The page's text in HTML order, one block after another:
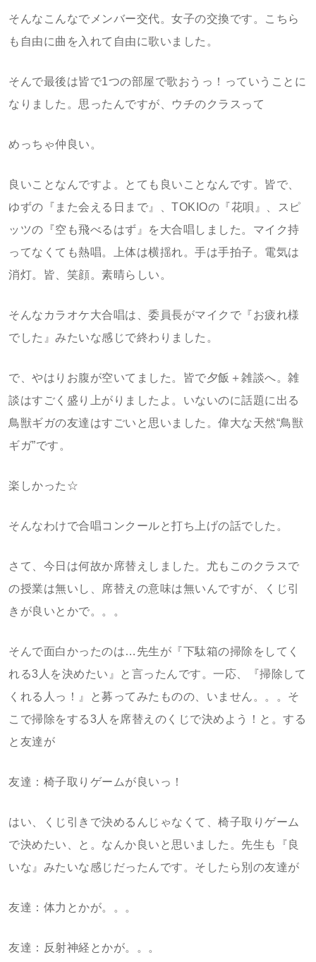
そんなこんなでメンバー交代。女子の交換です。こちら
も自由に曲を入れて自由に歌いました。
そんで最後は皆で1つの部屋で歌おうっ！っていうことに
なりました。思ったんですが、ウチのクラスって
めっちゃ仲良い。
良いことなんですよ。とても良いことなんです。皆で、
ゆずの『また会える日まで』、TOKIOの『花唄』、スピ
ッツの『空も飛べるはず』を大合唱しました。マイク持
ってなくても熱唱。上体は横揺れ。手は手拍子。電気は
消灯。皆、笑顔。素晴らしい。
そんなカラオケ大合唱は、委員長がマイクで『お疲れ様
でした』みたいな感じで終わりました。
で、やはりお腹が空いてました。皆で夕飯＋雑談へ。雑
談はすごく盛り上がりましたよ。いないのに話題に出る
鳥獣ギガの友達はすごいと思いました。偉大な天然“鳥獣
ギガ”です。
楽しかった☆
そんなわけで合唱コンクールと打ち上げの話でした。
さて、今日は何故か席替えしました。尤もこのクラスで
の授業は無いし、席替えの意味は無いんですが、くじ引
きが良いとかで。。。
そんで面白かったのは…先生が『下駄箱の掃除をしてく
れる3人を決めたい』と言ったんです。一応、『掃除して
くれる人っ！』と募ってみたものの、いません。。。そ
こで掃除をする3人を席替えのくじで決めよう！と。する
と友達が
友達：椅子取りゲームが良いっ！
はい、くじ引きで決めるんじゃなくて、椅子取りゲーム
で決めたい、と。なんか良いと思いました。先生も『良
いな』みたいな感じだったんです。そしたら別の友達が
友達：体力とかが。。。
友達：反射神経とかが。。。